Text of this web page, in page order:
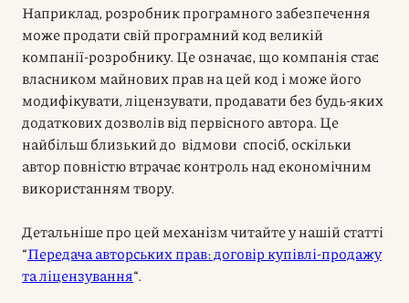
Наприклад, розробник програмного забезпечення
може продати свій програмний код великій
компанії-розробнику. Це означає, що компанія стає
власником майнових прав на цей код і може його
модифікувати, ліцензувати, продавати без будь-яких
додаткових дозволів від первісного автора. Це
найбільш близький до відмови спосіб, оскільки
автор повністю втрачає контроль над економічним
використанням твору.
Детальніше про цей механізм читайте у нашій статті
“Передача авторських прав: договір купівлі-продажу
та ліцензування“.